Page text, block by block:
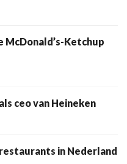
McDonald’s-Ketchup
ceo van Heineken
in Nederland